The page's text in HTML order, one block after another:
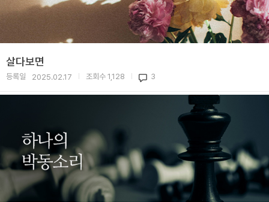
살다보면
등록일 2025.02.17 조회수 1,128 3